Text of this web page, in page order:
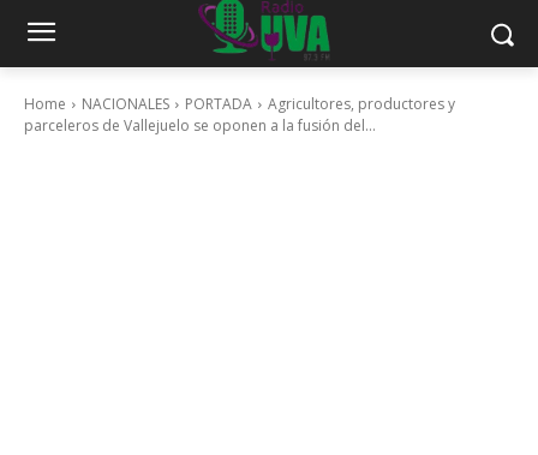
Home NACIONALES PORTADA
Agricultores, productores y
parceleros de Vallejuelo se oponen a la fusión del...